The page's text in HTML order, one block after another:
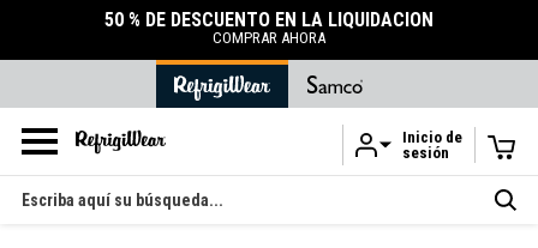
Ir al contenido principal
50 % DE DESCUENTO EN LA LIQUIDACIÓN
COMPRAR AHORA
Inicio de
sesión
Buscar
en